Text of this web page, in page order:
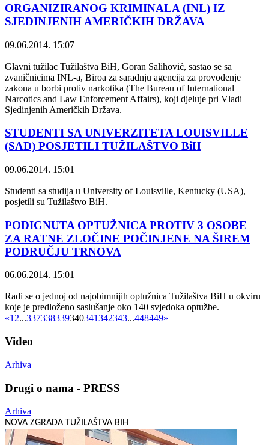
ORGANIZIRANOG KRIMINALA (INL) IZ
SJEDINJENIH AMERIČKIH DRŽAVA
09.06.2014. 15:07
Glavni tužilac Tužilaštva BiH, Goran Salihović, sastao se sa
zvaničnicima INL-a, Biroa za saradnju agencija za provođenje
zakona u borbi protiv narkotika (The Bureau of International
Narcotics and Law Enforcement Affairs), koji djeluje pri Vladi
Sjedinjenih Američkih Država.
STUDENTI SA UNIVERZITETA LOUISVILLE
(SAD) POSJETILI TUŽILAŠTVO BiH
09.06.2014. 15:01
Studenti sa studija u University of Louisville, Kentucky (USA),
posjetili su Tužilaštvo BiH.
PODIGNUTA OPTUŽNICA PROTIV 3 OSOBE
ZA RATNE ZLOČINE POČINJENE NA ŠIREM
PODRUČJU TRNOVA
06.06.2014. 15:01
Radi se o jednoj od najobimnijih optužnica Tužilaštva BiH u okviru
koje je predloženo saslušanje oko 140 svjedoka optužbe.
«12...337338339340341342343...448449»
Video
Arhiva
Drugi o nama - PRESS
Arhiva
NOVA ZGRADA TUŽILAŠTVA BIH